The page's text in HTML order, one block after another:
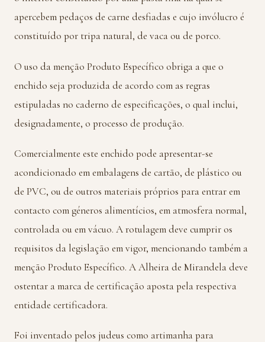
apercebem pedaços de carne desfiadas e cujo invólucro é
constituído por tripa natural, de vaca ou de porco.
O uso da menção Produto Específico obriga a que o
enchido seja produzida de acordo com as regras
estipuladas no caderno de especificações, o qual inclui,
designadamente, o processo de produção.
Comercialmente este enchido pode apresentar-se
acondicionado em embalagens de cartão, de plástico ou
de PVC, ou de outros materiais próprios para entrar em
contacto com géneros alimentícios, em atmosfera normal,
controlada ou em vácuo. A rotulagem deve cumprir os
requisitos da legislação em vigor, mencionando também a
menção Produto Específico. A Alheira de Mirandela deve
ostentar a marca de certificação aposta pela respectiva
entidade certificadora.
Foi inventado pelos judeus como artimanha para